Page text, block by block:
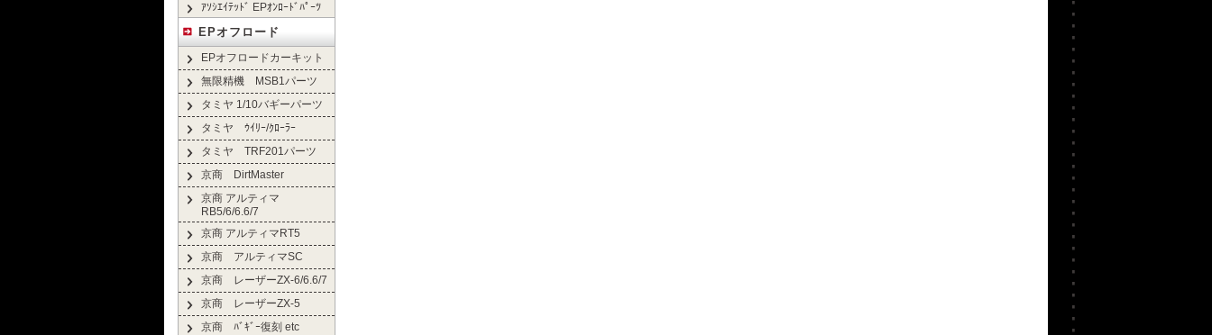
ｱｿｼｴｲﾃｯﾄﾞ EPｵﾝﾛｰﾄﾞﾊﾟｰﾂ
EPオフロード
EPオフロードカーキット
無限精機 MSB1パーツ
タミヤ 1/10バギーパーツ
タミヤ ｳｲﾘｰ/ｸﾛｰﾗｰ
タミヤ TRF201パーツ
京商 DirtMaster
京商 アルティマ
RB5/6/6.6/7
京商 アルティマRT5
京商 アルティマSC
京商 レーザーZX-6/6.6/7
京商 レーザーZX-5
京商 ﾊﾞｷﾞｰ復刻 etc